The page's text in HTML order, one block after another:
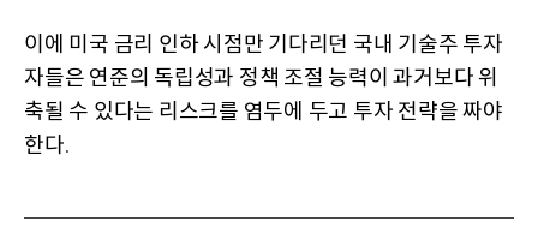
이에 미국 금리 인하 시점만 기다리던 국내 기술주 투자
자들은 연준의 독립성과 정책 조절 능력이 과거보다 위
축될 수 있다는 리스크를 염두에 두고 투자 전략을 짜야
한다.